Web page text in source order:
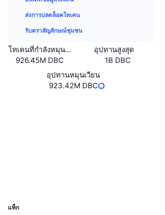
ส่งการปลดล็อคโทเคน
รับตราสัญลักษณ์ชุมชน
โทเคนที่กำลังหมุนเวียนหรือถูกล็อค
926.45M DBC
อุปทานสูงสุด
1B DBC
อุปทานหมุนเวียน
923.42M DBC
แท็ก